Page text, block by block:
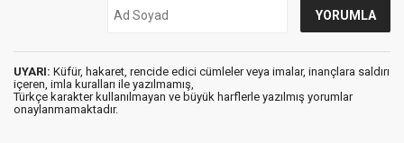
UYARI: Küfür, hakaret, rencide edici cümleler veya imalar, inançlara saldırı
içeren, imla kuralları ile yazılmamış,
Türkçe karakter kullanılmayan ve büyük harflerle yazılmış yorumlar
onaylanmamaktadır.